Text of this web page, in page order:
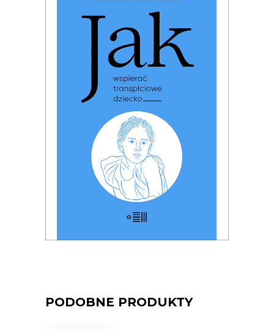
E-BOOK DO KOSZYKA
JAK WSPIERAĆ
TRANSPŁCIOWE DZIECKO
PREMIERA: 17 listopada 2025
49.99zł 32.49
KSIĄŻKA DO KOSZYKA
PODOBNE PRODUKTY